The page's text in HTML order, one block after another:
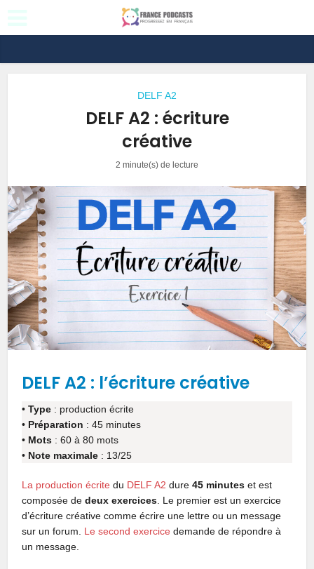
DELF A2
DELF A2 : écriture
créative
2 minute(s) de lecture
DELF A2 : l’écriture créative
•Type : production écrite
• Préparation : 45 minutes
• Mots : 60 à 80 mots
• Note maximale : 13/25
La production écrite du DELF A2 dure45 minuteset est
composée dedeux exercices . Le premier est un exercice
d’écriture créative comme écrire une lettre ou un message
sur un forum. Le second exercice demande de répondre à
un message.